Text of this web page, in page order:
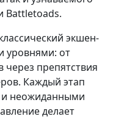
Battletoads.
экшен-
уровнями: от
препятствия
Каждый этап
и неожиданными
делает